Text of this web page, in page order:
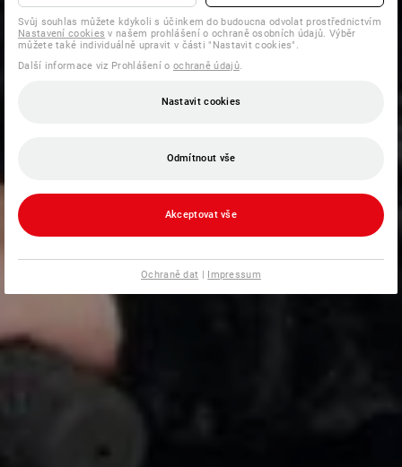
Svůj souhlas můžete kdykoli s účinkem do budoucna odvolat prostřednictvím
Nastavení cookies v našem prohlášení o ochraně osobních údajů. Výběr
můžete také individuálně upravit v části "Nastavit cookies".
Další informace viz Prohlášení o ochraně údajů.
Nastavit cookies
Odmítnout vše
Akceptovat vše
Ochraně dat | Impressum